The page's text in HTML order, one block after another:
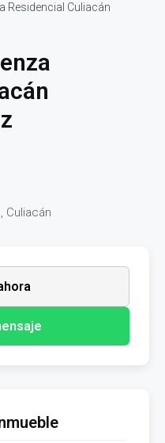
Residencial Culiacán
Culiacán